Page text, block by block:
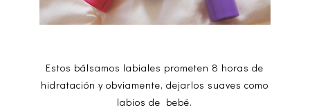
Estos bálsamos labiales prometen 8 horas de
hidratación y obviamente, dejarlos suaves como
labios de bebé.